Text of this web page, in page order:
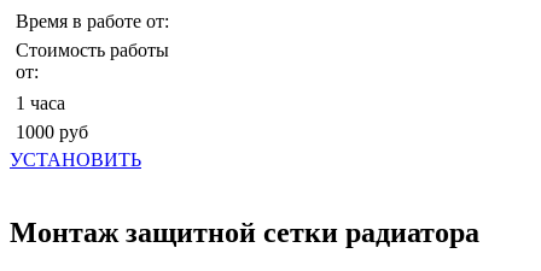
Время в работе от:
Стоимость работы
от:
1 часа
1000 руб
УСТАНОВИТЬ
Монтаж защитной сетки радиатора